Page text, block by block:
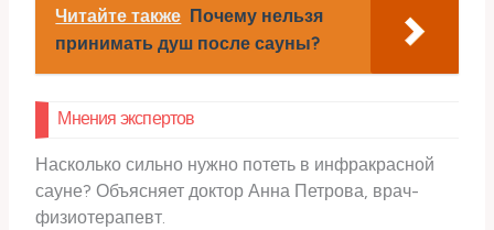
Читайте также Почему нельзя
принимать душ после сауны?
Мнения экспертов
Насколько сильно нужно потеть в инфракрасной
сауне? Объясняет доктор Анна Петрова, врач-
физиотерапевт.